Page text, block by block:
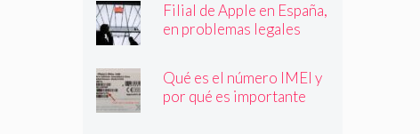
Filial de Apple en España,
en problemas legales
Qué es el número IMEI y
por qué es importante